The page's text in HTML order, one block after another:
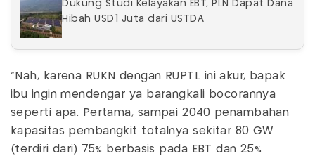
Dukung Studi Kelayakan EBT, PLN Dapat Dana
Hibah USD1 Juta dari USTDA
"Nah, karena RUKN dengan RUPTL ini akur, bapak
ibu ingin mendengar ya barangkali bocorannya
seperti apa. Pertama, sampai 2040 penambahan
kapasitas pembangkit totalnya sekitar 80 GW
(terdiri dari) 75% berbasis pada EBT dan 25%